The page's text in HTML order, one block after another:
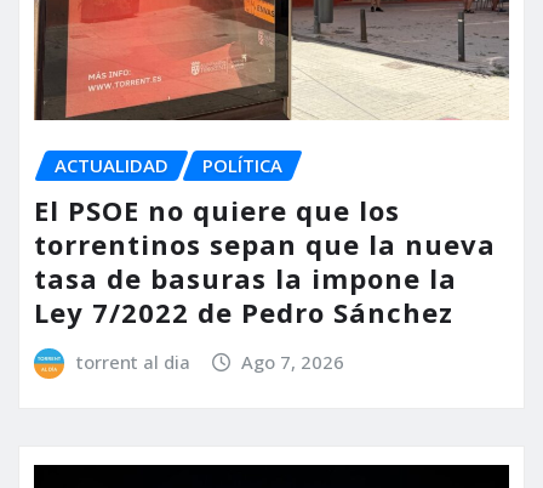
ACTUALIDAD POLÍTICA
El PSOE no quiere que los
torrentinos sepan que la nueva
tasa de basuras la impone la
Ley 7/2022 de Pedro Sánchez
torrent al dia Ago 7, 2026